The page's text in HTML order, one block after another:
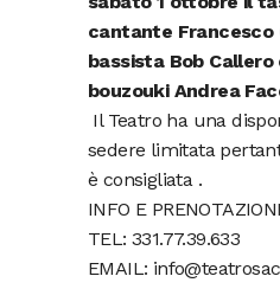
cantante Francesco
bassista Bob
bouzouki Andrea
Il Teatro ha una
sedere limitata
è consigliata .
INFO E PRENOTAZIONI
TEL: 331.77.39.633
EMAIL: